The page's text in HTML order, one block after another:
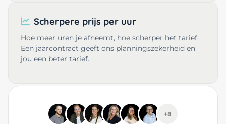
Scherpere prijs per uur
Hoe meer uren je afneemt, hoe scherper het tarief.
Een jaarcontract geeft ons planningszekerheid en
jou een beter tarief.
+8